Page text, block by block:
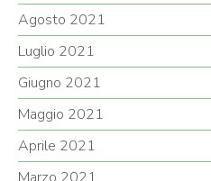
Agosto 2021
Luglio 2021
Giugno 2021
Maggio 2021
Aprile 2021